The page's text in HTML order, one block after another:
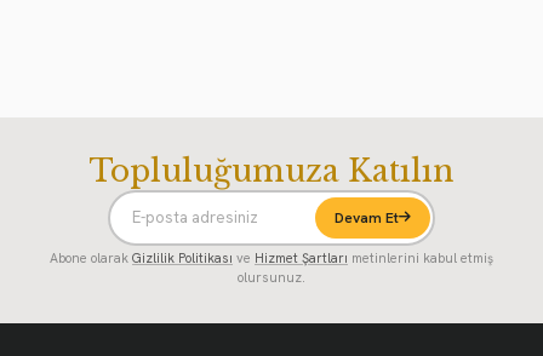
Topluluğumuza Katılın
Devam Et
Abone olarak Gizlilik Politikası ve Hizmet Şartları metinlerini kabul etmiş
olursunuz.